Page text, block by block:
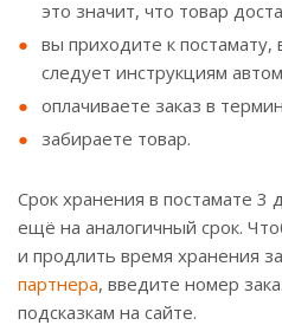
это значит, что товар
вы приходите к
следует инструкциям
оплачиваете заказ в
забираете товар.
Срок хранения в постамате
ещё на аналогичный срок.
и продлить время хранения
партнера, введите номер
подсказкам на сайте.